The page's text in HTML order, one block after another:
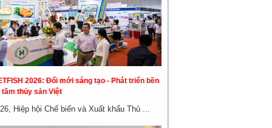
2026: Đổi mới sáng tạo - Phát triển bền
thủy sản Việt
Hiệp hội Chế biến và Xuất khẩu Thủ ...